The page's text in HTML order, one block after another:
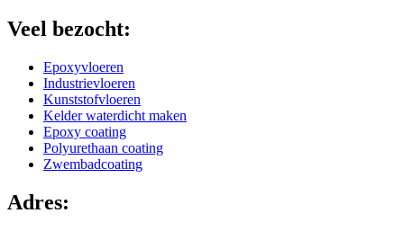
Veel bezocht:
Epoxyvloeren
Industrievloeren
Kunststofvloeren
Kelder waterdicht maken
Epoxy coating
Polyurethaan coating
Zwembadcoating
Adres: